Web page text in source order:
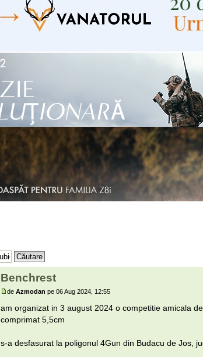
Benchrest
de Azmodan pe 06 Aug 2024, 12:55
am organizat in 3 august 2024 o competitie amicala
comprimat 5,5cm
s-a desfasurat la poligonul 4Gun din Budacu de Jos,